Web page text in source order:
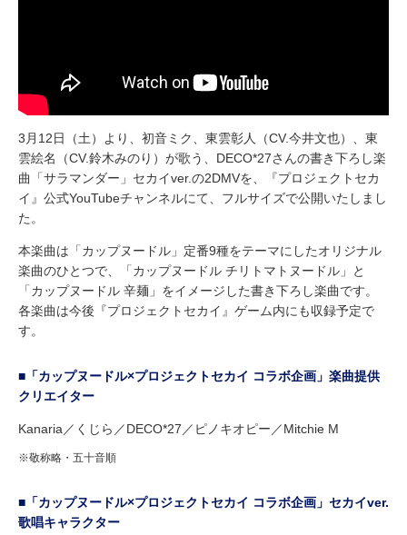
3月12日（土）より、初音ミク、東雲彰人（CV.今井文也）、東
雲絵名（CV.鈴木みのり）が歌う、DECO*27さんの書き下ろし楽
曲「サラマンダー」セカイver.の2DMVを、『プロジェクトセカ
イ』公式YouTubeチャンネルにて、フルサイズで公開いたしまし
た。
本楽曲は「カップヌードル」定番9種をテーマにしたオリジナル
楽曲のひとつで、「カップヌードル チリトマトヌードル」と
「カップヌードル 辛麺」をイメージした書き下ろし楽曲です。
各楽曲は今後『プロジェクトセカイ』ゲーム内にも収録予定で
す。
■「カップヌードル×プロジェクトセカイ コラボ企画」楽曲提供
クリエイター
Kanaria／くじら／DECO*27／ピノキオピー／Mitchie M
※敬称略・五十音順
■「カップヌードル×プロジェクトセカイ コラボ企画」セカイver.
歌唱キャラクター